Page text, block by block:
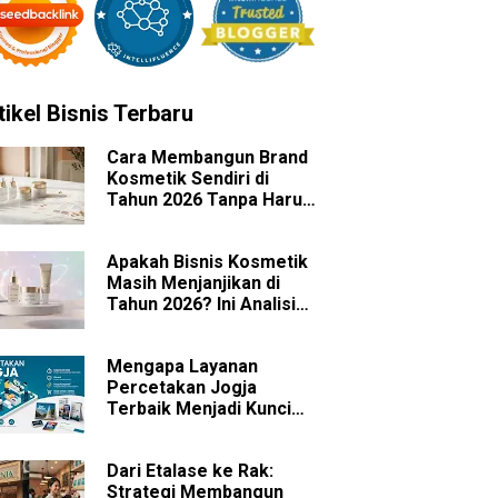
Bisnis Terbaru
Cara Membangun Brand
Kosmetik Sendiri di
Tahun 2026 Tanpa Harus
Apakah Bisnis Kosmetik
Masih Menjanjikan di
Tahun 2026? Ini Analisis
Mengapa Layanan
Percetakan Jogja
Terbaik Menjadi Kunci
Dari Etalase ke Rak:
Strategi Membangun